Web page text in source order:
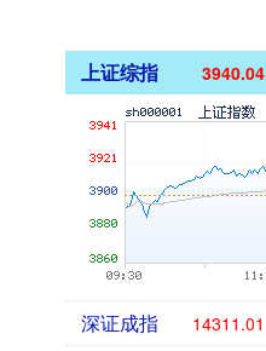
上证综指 3940.04
深证成指 14311.01